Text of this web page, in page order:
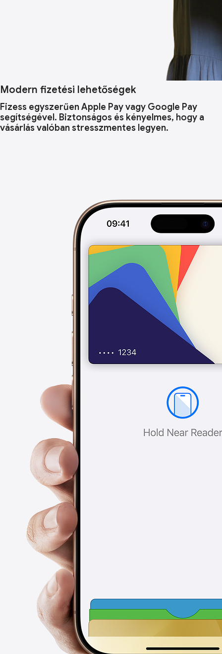
Modern fizetési lehetőségek
Fizess egyszerűen Apple Pay vagy Google Pay
segítségével. Biztonságos és kényelmes, hogy a
vásárlás valóban stresszmentes legyen.